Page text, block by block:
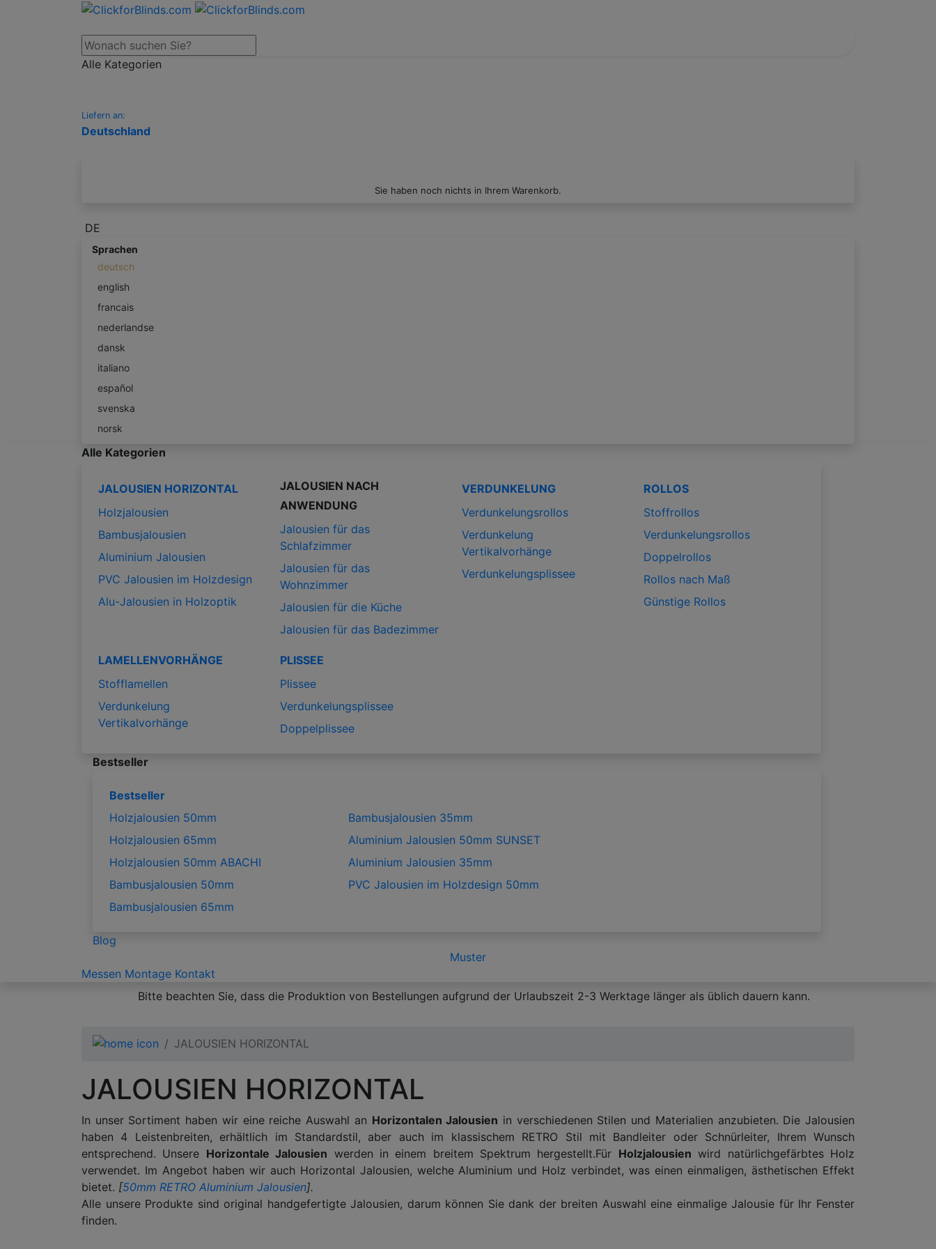
Alle Kategorien
Liefern an:
Deutschland
Sie haben noch nichts in Ihrem Warenkorb.
DE
Sprachen
deutsch
english
francais
nederlandse
dansk
italiano
español
svenska
norsk
Alle Kategorien
JALOUSIEN HORIZONTAL
Holzjalousien
Bambusjalousien
Aluminium Jalousien
PVC Jalousien im Holzdesign
Alu-Jalousien in Holzoptik
JALOUSIEN NACH
ANWENDUNG
Jalousien für das
Schlafzimmer
Jalousien für das
Wohnzimmer
Jalousien für die Küche
Jalousien für das Badezimmer
VERDUNKELUNG
Verdunkelungsrollos
Verdunkelung
Vertikalvorhänge
Verdunkelungsplissee
ROLLOS
Stoffrollos
Verdunkelungsrollos
Doppelrollos
Rollos nach Maß
Günstige Rollos
LAMELLENVORHÄNGE
Stofflamellen
Verdunkelung
Vertikalvorhänge
PLISSEE
Plissee
Verdunkelungsplissee
Doppelplissee
Bestseller
Bestseller
Holzjalousien 50mm
Holzjalousien 65mm
Holzjalousien 50mm ABACHI
Bambusjalousien 50mm
Bambusjalousien 65mm
Bambusjalousien 35mm
Aluminium Jalousien 50mm SUNSET
Aluminium Jalousien 35mm
PVC Jalousien im Holzdesign 50mm
Blog
Muster
Messen Montage Kontakt
Bitte beachten Sie, dass die Produktion von Bestellungen aufgrund der Urlaubszeit 2-3 Werktage länger als üblich dauern kann.
JALOUSIEN HORIZONTAL
JALOUSIEN HORIZONTAL
In unser Sortiment haben wir eine reiche Auswahl an Horizontalen Jalousien in verschiedenen Stilen und Materialien anzubieten. Die Jalousien
haben 4 Leistenbreiten, erhältlich im Standardstil, aber auch im klassischem RETRO Stil mit Bandleiter oder Schnürleiter, Ihrem Wunsch
entsprechend. Unsere Horizontale Jalousien werden in einem breitem Spektrum hergestellt.Für Holzjalousien wird natürlichgefärbtes Holz
verwendet. Im Angebot haben wir auch Horizontal Jalousien, welche Aluminium und Holz verbindet, was einen einmaligen, ästhetischen Effekt
bietet. [50mm RETRO Aluminium Jalousien].
Alle unsere Produkte sind original handgefertigte Jalousien, darum können Sie dank der breiten Auswahl eine einmalige Jalousie für Ihr Fenster
finden.